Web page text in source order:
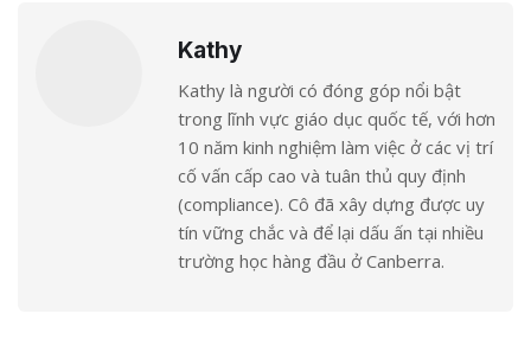
Kathy
Kathy là người có đóng góp nổi bật
trong lĩnh vực giáo dục quốc tế, với hơn
10 năm kinh nghiệm làm việc ở các vị trí
cố vấn cấp cao và tuân thủ quy định
(compliance). Cô đã xây dựng được uy
tín vững chắc và để lại dấu ấn tại nhiều
trường học hàng đầu ở Canberra.